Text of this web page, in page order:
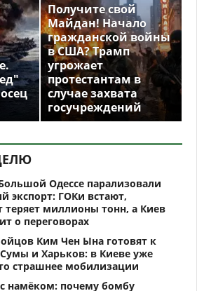
Получите свой
Майдан! Начало
гражданской войны
в США? Трамп
угрожает
протестантам в
случае захвата
госучреждений
Одессе парализовали
экспорт: ГОКи встают,
теряет миллионы тонн, а Киев
о переговорах
Ким Чен Ына готовят к
и Харьков: в Киеве уже
страшнее мобилизации
намёком: почему бомбу